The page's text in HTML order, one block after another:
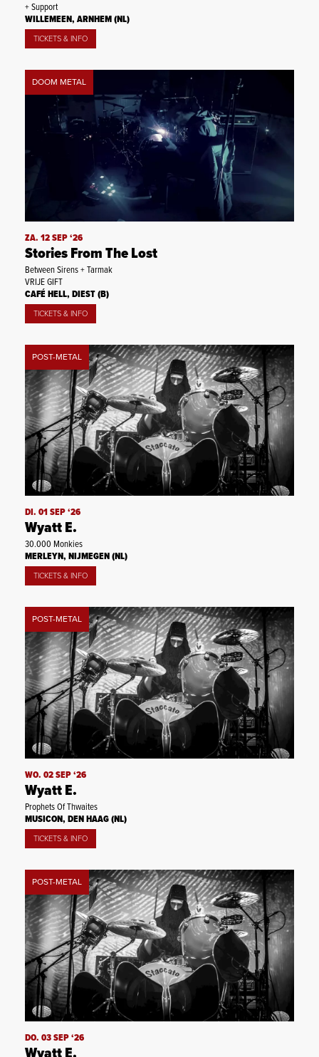
+ Support
WILLEMEEN, ARNHEM (NL)
TICKETS & INFO
DOOM METAL
ZA. 12 SEP ‘26
Stories From The Lost
Between Sirens + Tarmak
VRIJE GIFT
CAFÉ HELL, DIEST (B)
TICKETS & INFO
POST-METAL
DI. 01 SEP ‘26
Wyatt E.
30.000 Monkies
MERLEYN, NIJMEGEN (NL)
TICKETS & INFO
POST-METAL
WO. 02 SEP ‘26
Wyatt E.
Prophets Of Thwaites
MUSICON, DEN HAAG (NL)
TICKETS & INFO
POST-METAL
DO. 03 SEP ‘26